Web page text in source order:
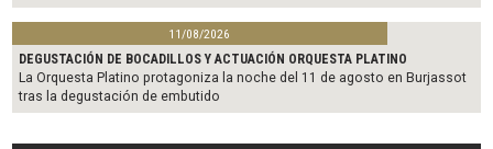
11/08/2026
DEGUSTACIÓN DE BOCADILLOS Y ACTUACIÓN ORQUESTA PLATINO
La Orquesta Platino protagoniza la noche del 11 de agosto en Burjassot
tras la degustación de embutido